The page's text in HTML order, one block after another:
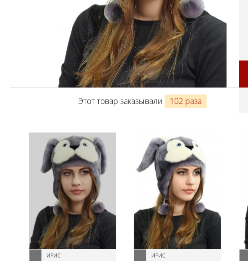
Этот товар заказывали 102 раза
ИРИС ИРИС